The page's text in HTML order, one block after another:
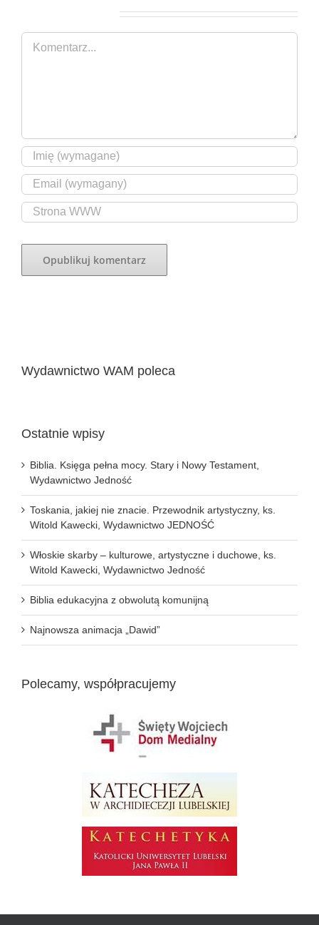
Comment
Wydawnictwo WAM poleca
Ostatnie wpisy
Biblia. Księga pełna mocy. Stary i Nowy Testament,
Wydawnictwo Jedność
Toskania, jakiej nie znacie. Przewodnik artystyczny, ks.
Witold Kawecki, Wydawnictwo JEDNOŚĆ
Włoskie skarby – kulturowe, artystyczne i duchowe, ks.
Witold Kawecki, Wydawnictwo Jedność
Biblia edukacyjna z obwolutą komunijną
Najnowsza animacja „Dawid”
Polecamy, współpracujemy